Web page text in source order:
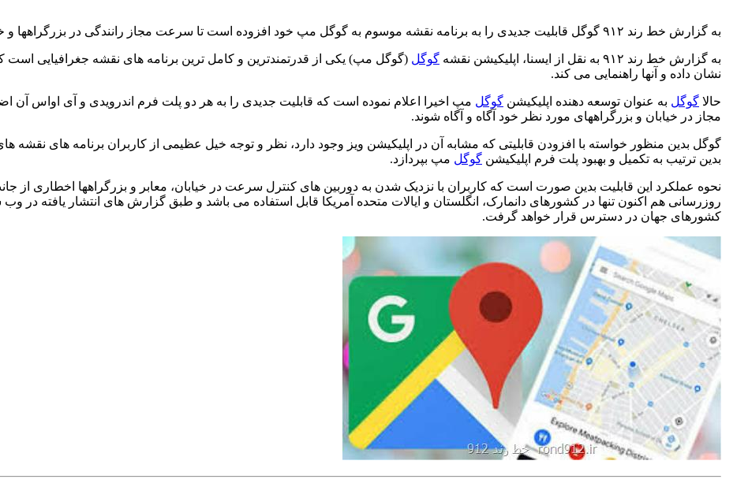
به گزارش خط رند ۹۱۲ گوگل قابلیت جدیدی را به برنامه نقشه موسوم به گوگل مپ خود افزوده است تا سرعت مجاز رانندگی در بزرگراهها و خیابان ها را برای کاربران نمایش دهد.
به گزارش خط رند ۹۱۲ به نقل از ایسنا، اپلیکیشن نقشه گوگل (گوگل مپ) یکی از قدرتمندترین و کامل ترین برنامه های نقشه جغرافیایی
نشان داده و آنها راهنمایی می کند.
حالا گوگل به عنوان توسعه دهنده اپلیکیشن گوگل مپ اخیرا اعلام نموده است که قابلیت جدیدی را به هر دو پلت فرم اندرویدی و آی اواس آن
مجاز در خیابان و بزرگراههای مورد نظر خود آگاه و آگاه شوند.
گوگل بدین منظور خواسته با افزودن قابلیتی که مشابه آن در اپلیکیشن ویز وجود دارد، نظر و توجه خیل عظیمی از کاربران برنامه های نقشه
بدین ترتیب به تکمیل و بهبود پلت فرم اپلیکیشن گوگل مپ بپردازد.
نحوه عملکرد این قابلیت بدین صورت است که کاربران با نزدیک شدن به دوربین های کنترل سرعت در خیابان، معابر و بزرگراهها اخطاری از
روزرسانی هم اکنون تنها در کشورهای دانمارک، انگلستان و ایالات متحده آمریکا قابل استفاده می باشد و طبق گزارش های انتشار یافته در
کشورهای جهان در دسترس قرار خواهد گرفت.